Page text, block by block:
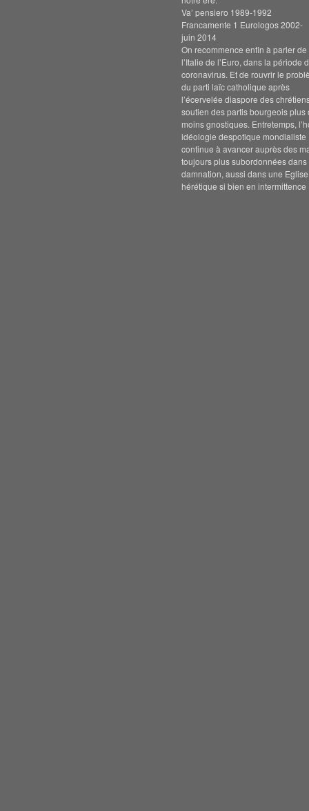
Va’ pensiero 1989-1992
Francamente 1 Eurologos 2002-
juin 2014
On recommence enfin à parler de
l’Italie de l’Euro, dans la période
coronavirus. Et de rouvrir le
du parti laïc catholique après
l’écervelée diaspore des
soutien des partis bourgeois plus
moins gnostiques. Entretemps,
idéologie despotique mondialiste
continue à avancer auprès des
toujours plus subordonnées dans
damnation, aussi dans une Eglise
hérétique si bien en intermittence